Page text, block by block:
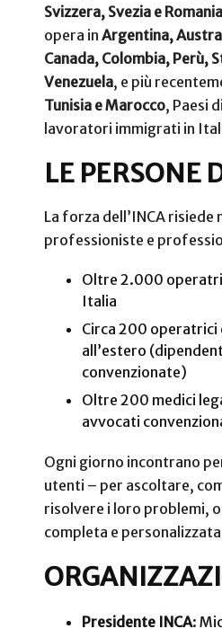
Svizzera, Svezia e Romania
opera in Argentina,
Canada, Colombia, Perù,
Venezuela, e più
Tunisia e Marocco, Paesi
lavoratori immigrati in
LE PERSONE
La forza dell’INCA risiede
professioniste e
Oltre 2.000
Italia
Circa 200 operatrici
all’estero
convenzionate)
Oltre 200 medici
avvocati
Ogni giorno incontrano
utenti – per ascoltare,
risolvere i loro problemi,
completa e
Presidente INCA: